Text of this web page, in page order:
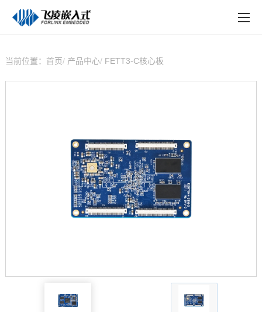
在线购买
当前位置： 首页 产品中心 FETT3-C核心板